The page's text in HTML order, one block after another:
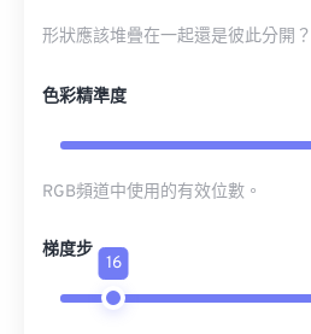
形狀應該堆疊在一起還是彼此分開？
色彩精準度
RGB頻道中使用的有效位數。
梯度步
16